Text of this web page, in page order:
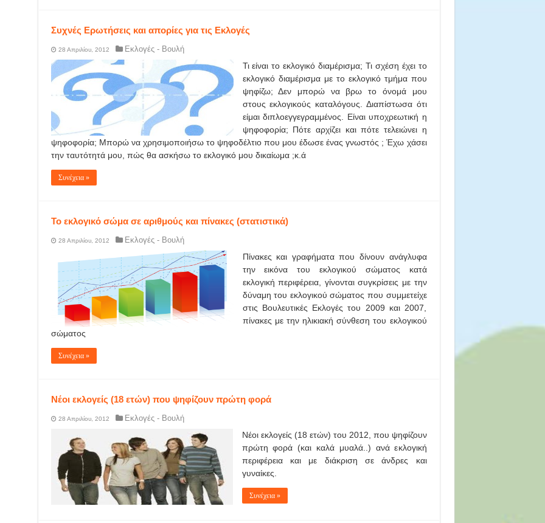
Συχνές Ερωτήσεις και απορίες για τις Εκλογές
28 Απριλίου, 2012 Εκλογές - Βουλή
Τι είναι το εκλογικό διαμέρισμα; Τι σχέση έχει το
εκλογικό διαμέρισμα με το εκλογικό τμήμα που
ψηφίζω; Δεν μπορώ να βρω το όνομά μου
στους εκλογικούς καταλόγους. Διαπίστωσα ότι
είμαι διπλοεγγεγραμμένος. Είναι υποχρεωτική η
ψηφοφορία; Πότε αρχίζει και πότε τελειώνει η
ψηφοφορία; Μπορώ να χρησιμοποιήσω το ψηφοδέλτιο που μου έδωσε ένας γνωστός ; Έχω χάσει
την ταυτότητά μου, πώς θα ασκήσω το εκλογικό μου δικαίωμα ;κ.ά
Συνέχεια »
Το εκλογικό σώμα σε αριθμούς και πίνακες (στατιστικά)
28 Απριλίου, 2012 Εκλογές - Βουλή
Πίνακες και γραφήματα που δίνουν ανάγλυφα
την εικόνα του εκλογικού σώματος κατά
εκλογική περιφέρεια, γίνονται συγκρίσεις με την
δύναμη του εκλογικού σώματος που συμμετείχε
στις Βουλευτικές Εκλογές του 2009 και 2007,
πίνακες με την ηλικιακή σύνθεση του εκλογικού
σώματος
Συνέχεια »
Νέοι εκλογείς (18 ετών) που ψηφίζουν πρώτη φορά
28 Απριλίου, 2012 Εκλογές - Βουλή
Νέοι εκλογείς (18 ετών) του 2012, που ψηφίζουν
πρώτη φορά (και καλά μυαλά..) ανά εκλογική
περιφέρεια και με διάκριση σε άνδρες και
γυναίκες.
Συνέχεια »